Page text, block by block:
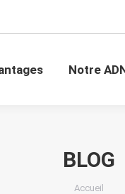
Notre
BLOG
Vous êtes
Accueil